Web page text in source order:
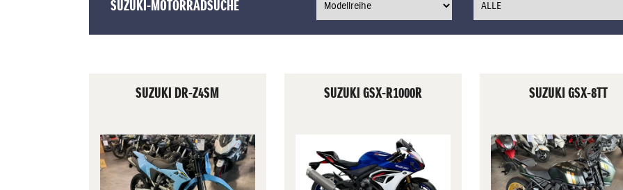
SUZUKI-MOTORRADSUCHE
SUZUKI DR-Z4SM SUZUKI GSX-R1000R SUZUKI GSX-8TT